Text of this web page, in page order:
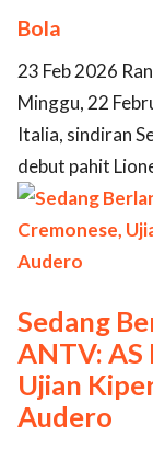
Bola
23 Feb 2026
Minggu, 22
Italia, sindiran
debut pahit
Sedang
ANTV: AS
Ujian
Audero